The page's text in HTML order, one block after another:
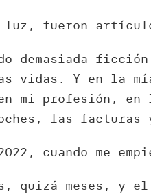
luz, fueron
demasiada
vidas. Y en la
mi profesión,
las facturas
cuando me
quizá meses, y